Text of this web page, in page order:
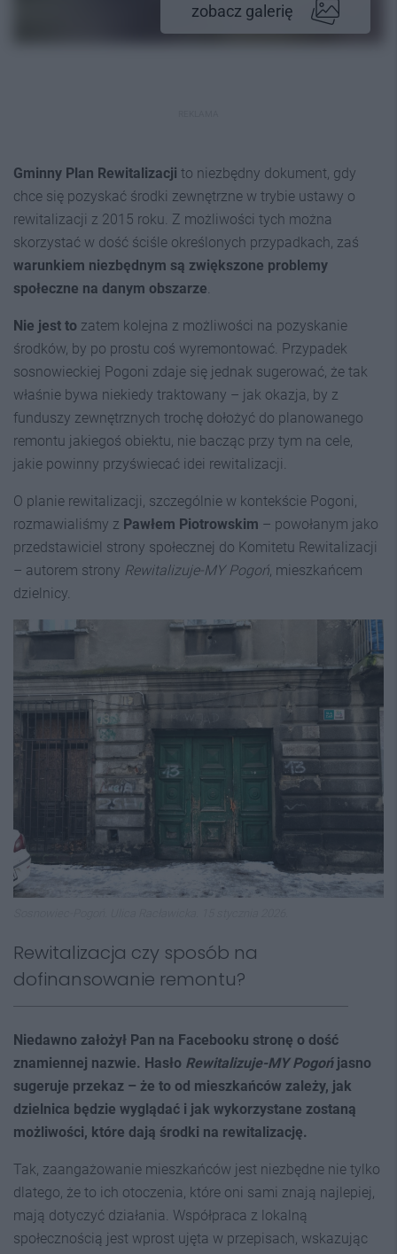
zobacz galerię
Gminny Plan Rewitalizacji to niezbędny dokument, gdy
chce się pozyskać środki zewnętrzne w trybie ustawy o
rewitalizacji z 2015 roku. Z możliwości tych można
skorzystać w dość ściśle określonych przypadkach, zaś
warunkiem niezbędnym są zwiększone problemy
społeczne na danym obszarze.
Nie jest to zatem kolejna z możliwości na pozyskanie
środków, by po prostu coś wyremontować. Przypadek
sosnowieckiej Pogoni zdaje się jednak sugerować, że tak
właśnie bywa niekiedy traktowany – jak okazja, by z
funduszy zewnętrznych trochę dołożyć do planowanego
remontu jakiegoś obiektu, nie bacząc przy tym na cele,
jakie powinny przyświecać idei rewitalizacji.
O planie rewitalizacji, szczególnie w kontekście Pogoni,
rozmawialiśmy z Pawłem Piotrowskim – powołanym jako
przedstawiciel strony społecznej do Komitetu Rewitalizacji
– autorem strony Rewitalizuje-MY Pogoń, mieszkańcem
dzielnicy.
Rewitalizacja czy sposób na
dofinansowanie remontu?
Niedawno założył Pan na Facebooku stronę o dość
znamiennej nazwie. Hasło Rewitalizuje-MY Pogońjasno
sugeruje przekaz – że to od mieszkańców zależy, jak
dzielnica będzie wyglądać i jak wykorzystane zostaną
możliwości, które dają środki na rewitalizację.
Tak, zaangażowanie mieszkańców jest niezbędne nie tylko
dlatego, że to ich otoczenia, które oni sami znają najlepiej,
mają dotyczyć działania. Współpraca z lokalną
społecznością jest wprost ujęta w przepisach, wskazując